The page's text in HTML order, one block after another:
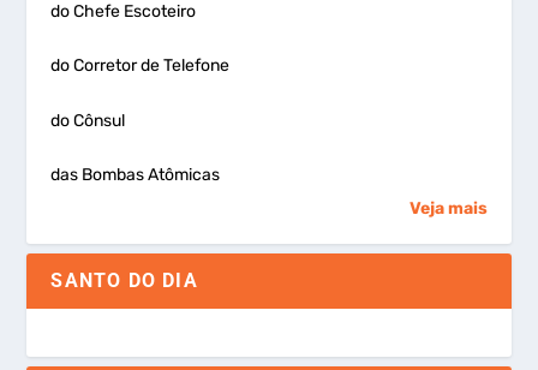
do Chefe Escoteiro
do Corretor de Telefone
do Cônsul
das Bombas Atômicas
Veja mais
SANTO DO DIA